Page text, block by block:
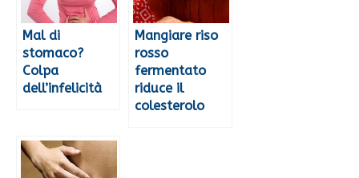
Mal di
stomaco?
Colpa
dell’infelicità
Mangiare riso
rosso
fermentato
riduce il
colesterolo